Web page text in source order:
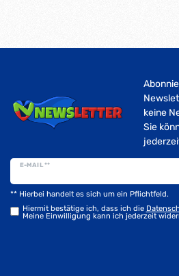
keine
Sie
E-MAIL **
Hiermit bestätige ich, dass ich die
Meine Einwilligung kann ich jederzeit
** Hierbei handelt es sich um ein Pflichtfeld.